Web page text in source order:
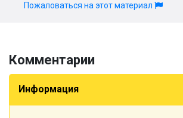
Пожаловаться на этот материал
Комментарии
Информация